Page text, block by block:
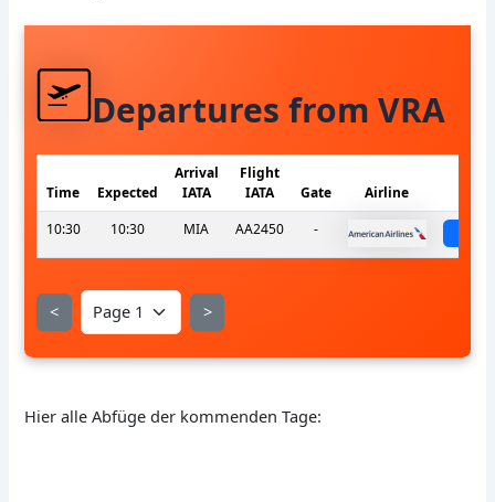
Departures from VRA
Time Expected
Arrival
IATA
Flight
IATA
Gate Airline
10:30
10:30 MIA AA2450 -
< >
Hier alle Abfüge der kommenden Tage: